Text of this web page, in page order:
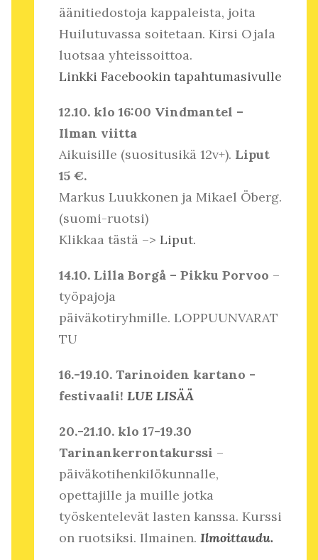
äänitiedostoja kappaleista, joita
Huilutuvassa soitetaan. Kirsi Ojala
luotsaa yhteissoittoa.
Linkki Facebookin tapahtumasivulle
12.10. klo 16:00 Vindmantel –
Ilman viitta
Aikuisille (suositusikä 12v+). Liput
15 €.
Markus Luukkonen ja Mikael Öberg.
(suomi-ruotsi)
Klikkaa tästä –> Liput.
14.10. Lilla Borgå – Pikku Porvoo –
työpajoja
päiväkotiryhmille. LOPPUUNVARAT
TU
16.-19.10. Tarinoiden kartano -
festivaali! LUE LISÄÄ
20.-21.10. klo 17-19.30
Tarinankerrontakurssi –
päiväkotihenkilökunnalle,
opettajille ja muille jotka
työskentelevät lasten kanssa. Kurssi
on ruotsiksi. Ilmainen. Ilmoittaudu.